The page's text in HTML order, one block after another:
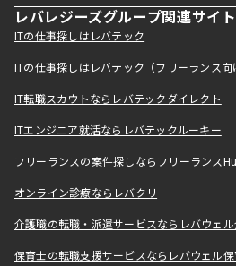
レバレジーズグループ関連サイ
ITの仕事探しはレバテック
ITの仕事探しはレバテック（フリーランス向
IT転職スカウトならレバテックダイレクト
ITエンジニア就活ならレバテックルーキー
フリーランスの案件探しならフリーランス
オンライン診療ならレバクリ
介護職の転職・派遣サービスならレバウェル
保育士の転職支援サービスならレバウェル保